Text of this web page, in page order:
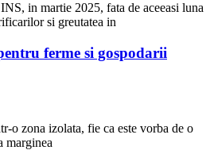
in martie 2025, fata de aceeasi luna
si greutatea in
ferme si gospodarii
o zona izolata, fie ca este vorba de o
marginea